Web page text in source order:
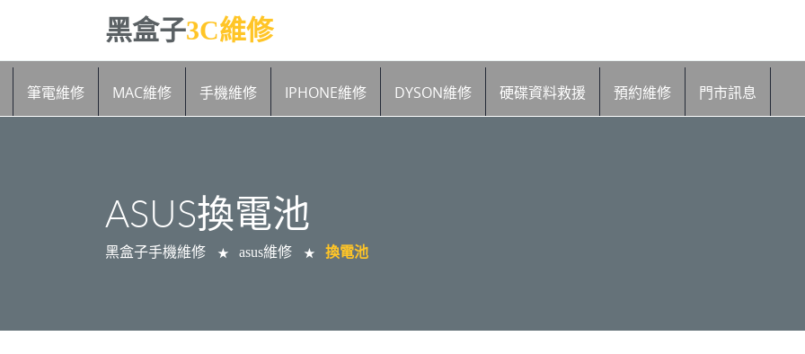
黑盒子3C維修
筆電維修 MAC維修 手機維修 IPHONE維修 DYSON維修 硬碟資料救援 預約維修 門市訊息
ASUS換電池
黑盒子手機維修 ★ asus維修 ★ 換電池